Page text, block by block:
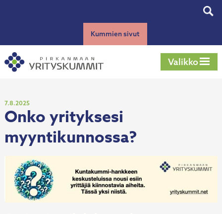
Valikko
Kummien sivut
Onko yrityksesi
myyntikunnossa?
Julkaistu
7.8.2025